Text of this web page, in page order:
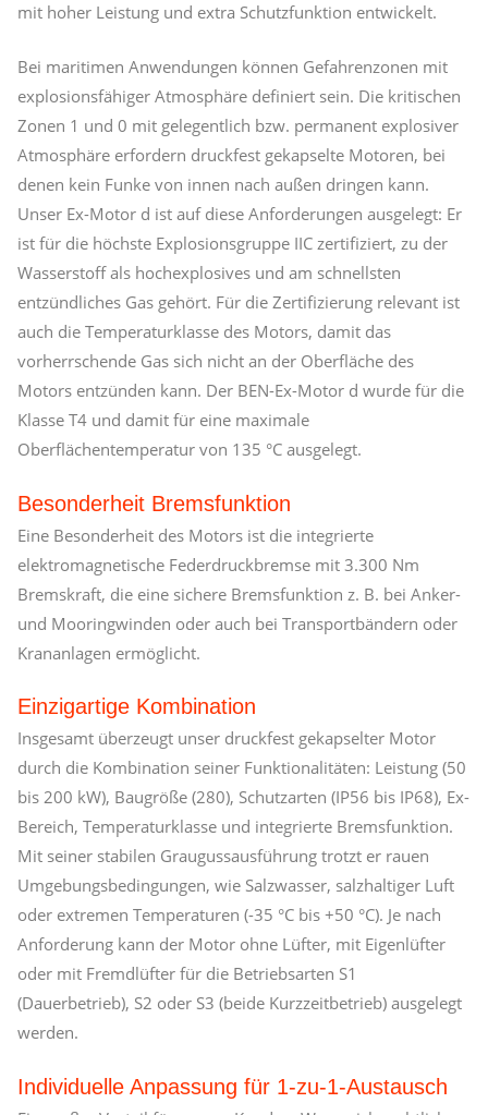
mit hoher Leistung und extra Schutzfunktion entwickelt.
Bei maritimen Anwendungen können Gefahrenzonen mit
explosionsfähiger Atmosphäre definiert sein. Die kritischen
Zonen 1 und 0 mit gelegentlich bzw. permanent explosiver
Atmosphäre erfordern druckfest gekapselte Motoren, bei
denen kein Funke von innen nach außen dringen kann.
Unser Ex-Motor d ist auf diese Anforderungen ausgelegt: Er
ist für die höchste Explosionsgruppe IIC zertifiziert, zu der
Wasserstoff als hochexplosives und am schnellsten
entzündliches Gas gehört. Für die Zertifizierung relevant ist
auch die Temperaturklasse des Motors, damit das
vorherrschende Gas sich nicht an der Oberfläche des
Motors entzünden kann. Der BEN-Ex-Motor d wurde für die
Klasse T4 und damit für eine maximale
Oberflächentemperatur von 135 °C ausgelegt.
Besonderheit Bremsfunktion
Eine Besonderheit des Motors ist die integrierte
elektromagnetische Federdruckbremse mit 3.300 Nm
Bremskraft, die eine sichere Bremsfunktion z. B. bei Anker-
und Mooringwinden oder auch bei Transportbändern oder
Krananlagen ermöglicht.
Einzigartige Kombination
Insgesamt überzeugt unser druckfest gekapselter Motor
durch die Kombination seiner Funktionalitäten: Leistung (50
bis 200 kW), Baugröße (280), Schutzarten (IP56 bis IP68), Ex-
Bereich, Temperaturklasse und integrierte Bremsfunktion.
Mit seiner stabilen Graugussausführung trotzt er rauen
Umgebungsbedingungen, wie Salzwasser, salzhaltiger Luft
oder extremen Temperaturen (-35 °C bis +50 °C). Je nach
Anforderung kann der Motor ohne Lüfter, mit Eigenlüfter
oder mit Fremdlüfter für die Betriebsarten S1
(Dauerbetrieb), S2 oder S3 (beide Kurzzeitbetrieb) ausgelegt
werden.
Individuelle Anpassung für 1-zu-1-Austausch